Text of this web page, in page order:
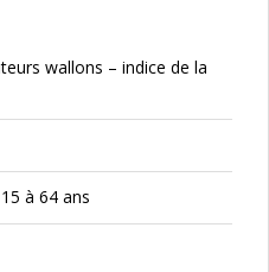
wallons – indice de la
à 64 ans